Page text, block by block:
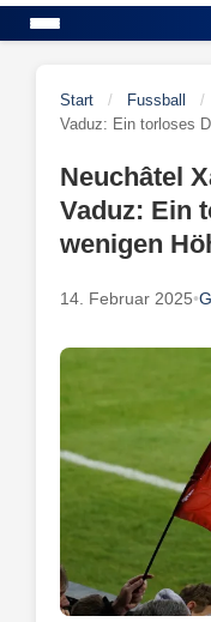
Start / Fussball /
Vaduz: Ein torloses
Neuchâtel
Vaduz: Ein
wenigen
14. Februar 2025•